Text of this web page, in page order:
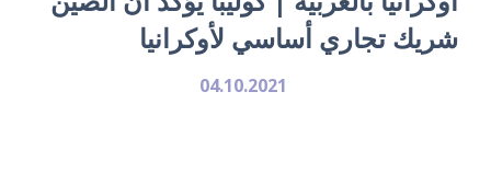
شريك تجاري أساسي لأوكرانيا
04.10.2021